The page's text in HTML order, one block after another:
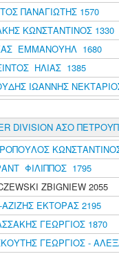
ΠΑΝΑΓΙΩΤΗΣ 1570
ΚΩΝΣΤΑΝΤΙΝΟΣ 1330
ΕΜΜΑΝΟΥΗΛ 1680
ΗΛΙΑΣ 1385
ΙΩΑΝΝΗΣ
DIVISION ΑΣΟ
ΦΙΛΙΠΠΟΣ 1795
ZBIGNIEW 2055
ΕΚΤΟΡΑΣ 2195
ΓΕΩΡΓΙΟΣ 1870
ΓΕΩΡΓΙΟΣ -